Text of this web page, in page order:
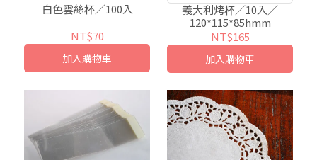
白色雲絲杯／100入
NT$70
加入購物車
義大利烤杯／10入／
120*115*85hmm
NT$165
加入購物車